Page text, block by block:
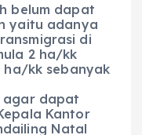
belum dapat
yaitu adanya
di
2 ha/kk
ha/kk sebanyak
agar dapat
Kantor
Natal